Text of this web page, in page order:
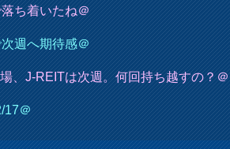
ち着いたね＠
週へ期待感＠
、J-REITは次週。何回持ち越すの？＠
17＠